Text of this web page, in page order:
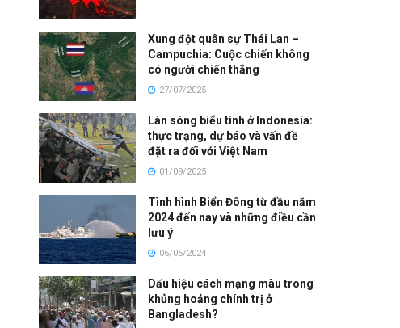
Xung đột quân sự Thái Lan –
Campuchia: Cuộc chiến không
có người chiến thắng
27/07/2025
Làn sóng biểu tình ở Indonesia:
thực trạng, dự báo và vấn đề
đặt ra đối với Việt Nam
01/09/2025
Tình hình Biển Đông từ đầu năm
2024 đến nay và những điều cần
lưu ý
06/05/2024
Dấu hiệu cách mạng màu trong
khủng hoảng chính trị ở
Bangladesh?